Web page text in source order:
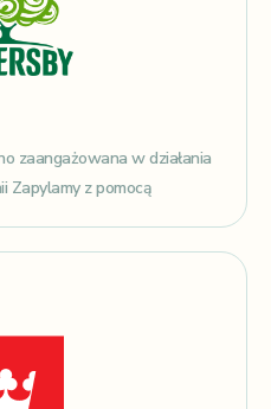
zaangażowana w działania
Zapylamy z pomocą